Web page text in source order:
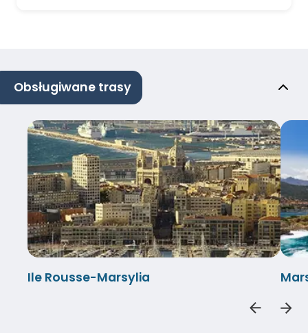
Obsługiwane trasy
Ile Rousse-Marsylia